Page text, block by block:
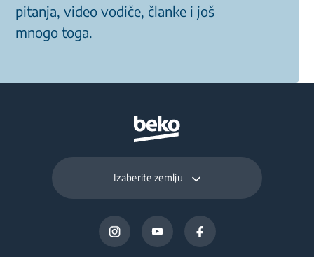
pitanja, video vodiče, članke i još
mnogo toga.
Izaberite zemlju